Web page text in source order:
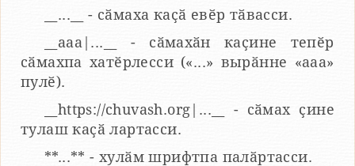
__...__ - сӑмаха каҫӑ евӗр тӑвасси.
__aaa|...__ - сӑмахӑн каҫине тепӗр
сӑмахпа хатӗрлесси («...» вырӑнне «ааа»
пулӗ).
__https://chuvash.org|...__ - сӑмах ҫине
тулаш каҫӑ лартасси.
**...** - хулӑм шрифтпа палӑртасси.